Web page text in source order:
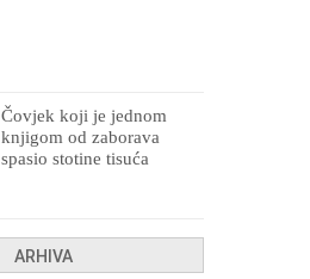
Čovjek koji je jednom
knjigom od zaborava
spasio stotine tisuća
ARHIVA